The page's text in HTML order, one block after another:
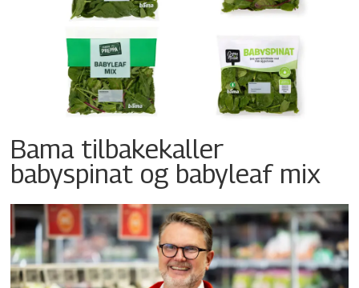
Bama tilbakekaller
babyspinat og babyleaf mix